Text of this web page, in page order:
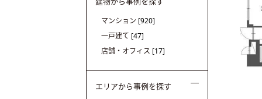
マンション [920]
一戸建て [47]
店舗・オフィス [17]
エリアから事例を探す